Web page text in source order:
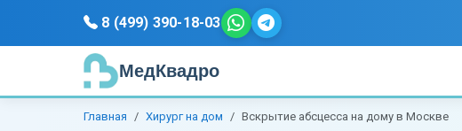
8 (499) 390-18-03
МедКвадро
Главная Хирург на дом Вскрытие абсцесса на дому в Москве